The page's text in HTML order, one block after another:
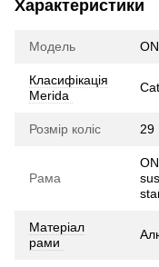
Характеристики
Модель
Класифікація
Merida
Розмір коліс 29
Рама
Матеріал
рами